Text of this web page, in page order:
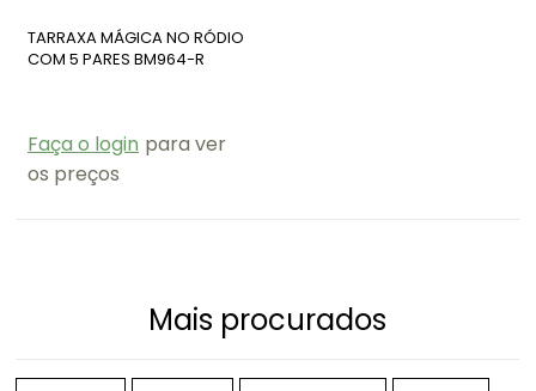
TARRAXA MÁGICA NO RÓDIO
COM 5 PARES BM964-R
Faça o login para ver
os preços
Mais procurados